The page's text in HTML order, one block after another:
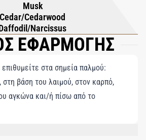
Musk
Cedar/Cedarwood
Narcissus
ΕΦΑΡΜΟΓΗΣ
στα σημεία παλμού:
στη βάση του λαιμού, στον καρπό,
αγκώνα και/ή πίσω από το